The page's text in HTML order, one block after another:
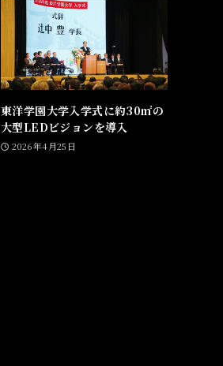
東洋学園大学入学式に約30㎡の
大型LEDビジョンを導入
2026年4月25日